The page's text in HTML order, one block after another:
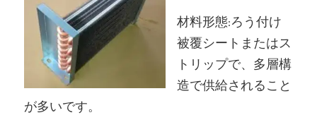
材料形態:ろう付け
被覆シートまたはス
トリップで、多層構
造で供給されること
が多いです。